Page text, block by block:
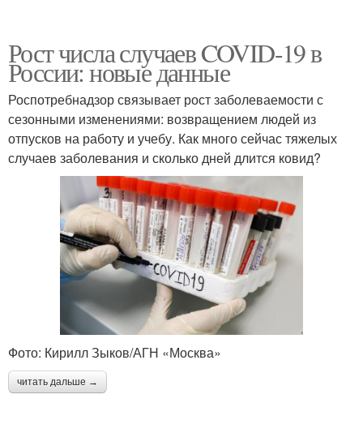
Рост числа случаев COVID-19 в
России: новые данные
Роспотребнадзор связывает рост заболеваемости с
сезонными изменениями: возвращением людей из
отпусков на работу и учебу. Как много сейчас тяжелых
случаев заболевания и сколько дней длится ковид?
Фото: Кирилл Зыков/АГН «Москва»
читать дальше →